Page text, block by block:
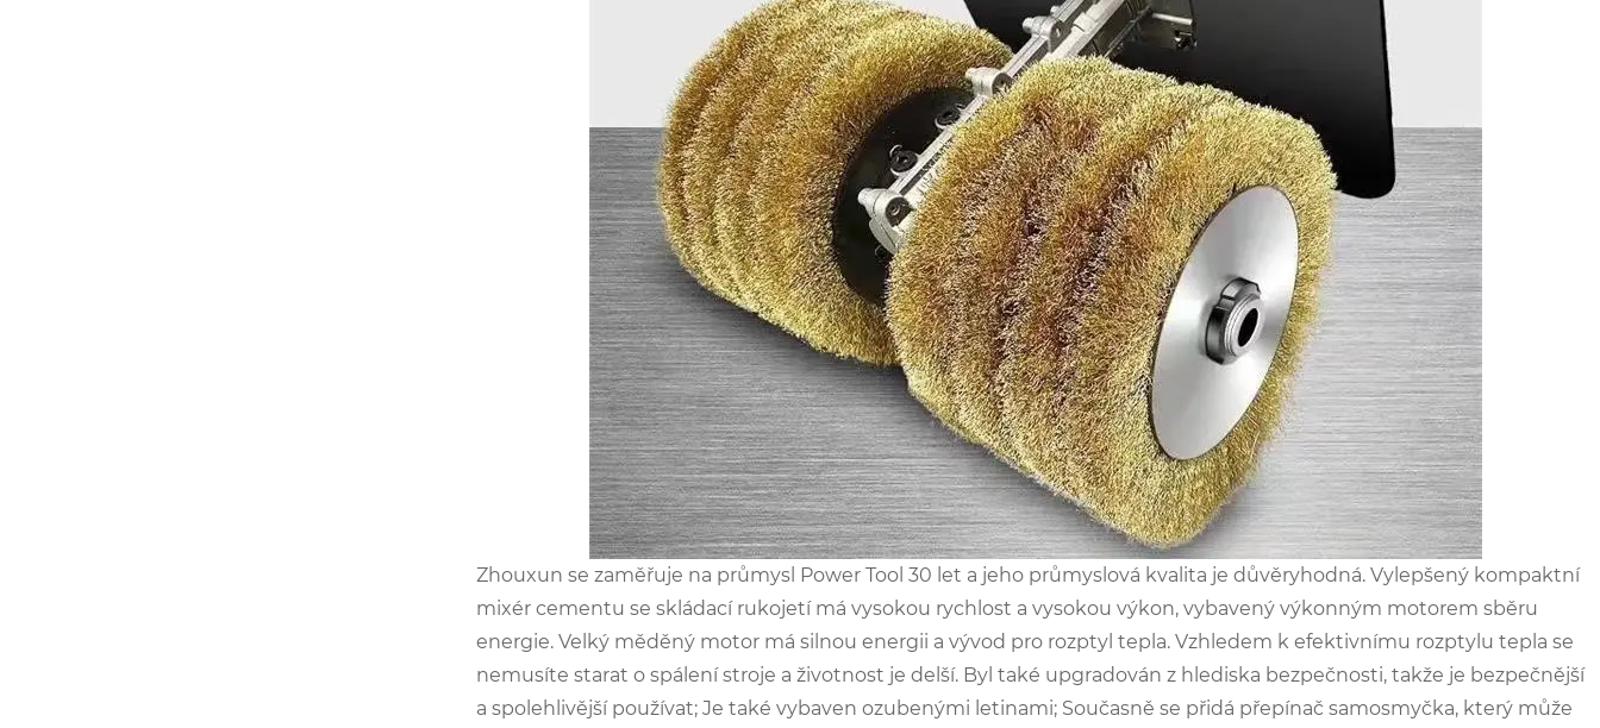
Zhouxun se zaměřuje na průmysl Power Tool 30 let a jeho průmyslová kvalita je důvěryhodná. Vylepšený kompaktní
mixér cementu se skládací rukojetí má vysokou rychlost a vysokou výkon, vybavený výkonným motorem sběru
energie. Velký měděný motor má silnou energii a vývod pro rozptyl tepla. Vzhledem k efektivnímu rozptylu tepla se
nemusíte starat o spálení stroje a životnost je delší. Byl také upgradován z hlediska bezpečnosti, takže je bezpečnější
a spolehlivější používat; Je také vybaven ozubenými letinami; Současně se přidá přepínač samosmyčka, který může